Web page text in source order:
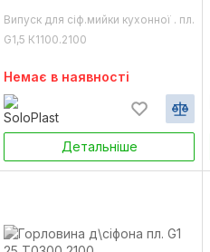
Випуск для сіф.мийки кухонної . пл.
G1,5 К1100.2100
Немає в наявності
Детальніше